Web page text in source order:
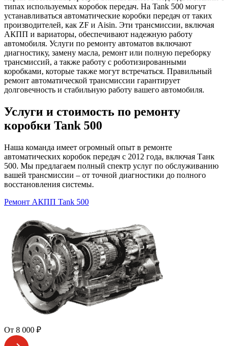
типах используемых коробок передач. На Tank 500 могут
устанавливаться автоматические коробки передач от таких
производителей, как ZF и Aisin. Эти трансмиссии, включая
АКПП и вариаторы, обеспечивают надежную работу
автомобиля. Услуги по ремонту автоматов включают
диагностику, замену масла, ремонт или полную переборку
трансмиссий, а также работу с роботизированными
коробками, которые также могут встречаться. Правильный
ремонт автоматической трансмиссии гарантирует
долговечность и стабильную работу вашего автомобиля.
Услуги и стоимость по ремонту
коробки Tank 500
Наша команда имеет огромный опыт в ремонте
автоматических коробок передач с 2012 года, включая Танк
500. Мы предлагаем полный спектр услуг по обслуживанию
вашей трансмиссии – от точной диагностики до полного
восстановления системы.
Ремонт АКПП Tank 500
От 8 000 ₽